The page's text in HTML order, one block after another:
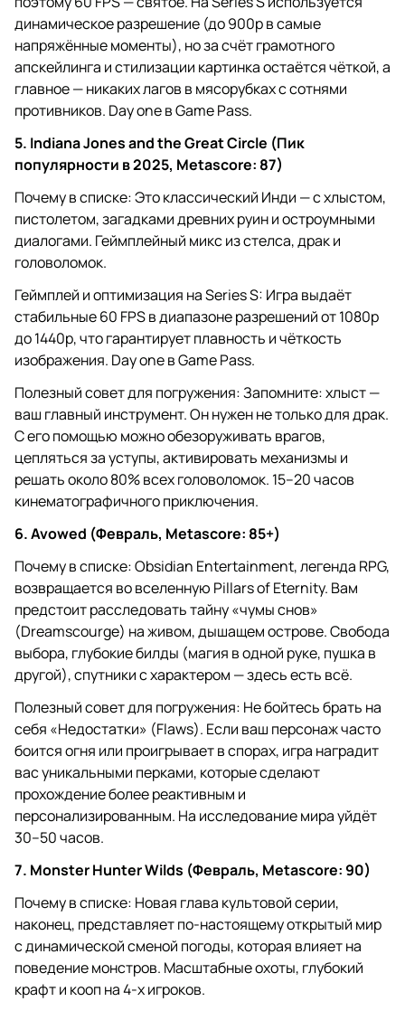
динамическое разрешение (до 900p в самые
напряжённые моменты), но за счёт грамотного
апскейлинга и стилизации картинка остаётся чёткой, а
главное — никаких лагов в мясорубках с сотнями
противников. Day one в Game Pass.
5. Indiana Jones and the Great Circle (Пик
популярности в 2025, Metascore: 87)
Почему в списке: Это классический Инди — с хлыстом,
пистолетом, загадками древних руин и остроумными
диалогами. Геймплейный микс из стелса, драк и
головоломок.
Геймплей и оптимизация на Series S: Игра выдаёт
стабильные 60 FPS в диапазоне разрешений от 1080p
до 1440p, что гарантирует плавность и чёткость
изображения. Day one в Game Pass.
Полезный совет для погружения: Запомните: хлыст —
ваш главный инструмент. Он нужен не только для драк.
С его помощью можно обезоруживать врагов,
цепляться за уступы, активировать механизмы и
решать около 80% всех головоломок. 15–20 часов
кинематографичного приключения.
6. Avowed (Февраль, Metascore: 85+)
Почему в списке: Obsidian Entertainment, легенда RPG,
возвращается во вселенную Pillars of Eternity. Вам
предстоит расследовать тайну «чумы снов»
(Dreamscourge) на живом, дышащем острове. Свобода
выбора, глубокие билды (магия в одной руке, пушка в
другой), спутники с характером — здесь есть всё.
Полезный совет для погружения: Не бойтесь брать на
себя «Недостатки» (Flaws). Если ваш персонаж часто
боится огня или проигрывает в спорах, игра наградит
вас уникальными перками, которые сделают
прохождение более реактивным и
персонализированным. На исследование мира уйдёт
30–50 часов.
7. Monster Hunter Wilds (Февраль, Metascore: 90)
Почему в списке: Новая глава культовой серии,
наконец, представляет по-настоящему открытый мир
с динамической сменой погоды, которая влияет на
поведение монстров. Масштабные охоты, глубокий
крафт и кооп на 4-х игроков.